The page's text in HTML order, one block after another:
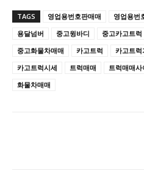
TAGS 영업용번호판매매 영업용번
용달넘버
중고윙바디 중고카고트럭
중고화물차매매
카고트럭 카고트럭
카고트럭시세
트럭매매 트럭매매사
화물차매매